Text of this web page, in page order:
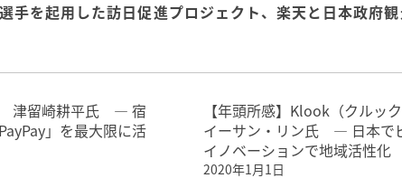
手を起用した訪日促進プロジェクト、楽天と日本政府
津留崎耕平氏 ― 宿
」を最大限に活
【年頭所感】Klook（クルッ
イーサン・リン氏 ― 日本で
イノベーションで地域活性化
2020年1月1日